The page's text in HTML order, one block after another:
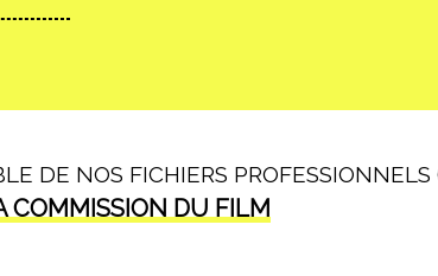
DE NOS FICHIERS PROFESSIONNELS
COMMISSION DU FILM